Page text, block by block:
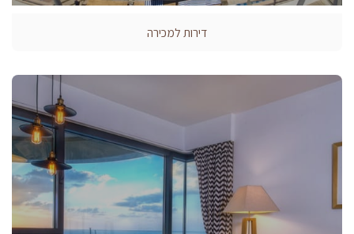
דירות למכירה